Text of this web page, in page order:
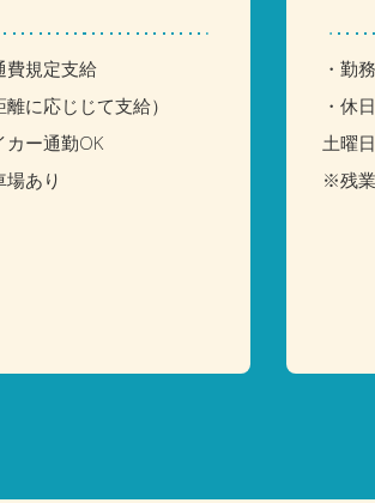
費規定支給
に応じじて支給）
カー通勤OK
場あり
・勤
・休
土曜
※残業